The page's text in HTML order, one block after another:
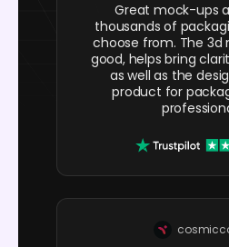
Great mock-ups
thousands of
choose from. The 3d
good, helps bring
as well as the
product for